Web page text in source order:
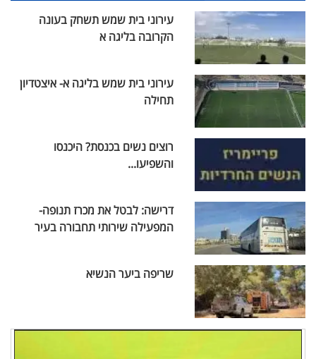
עירוני בית שמש תשחק בעונה
הקרובה בליגה א
עירוני בית שמש בליגה א- איצטדיון
תחילה
רוצים נשים בכנסת? היכנסו
והשפיעו...
דרישה: לבטל את מכרז תנופה-
המפעילה שירותי תחבורה בעיר
שריפה ביער הנשיא